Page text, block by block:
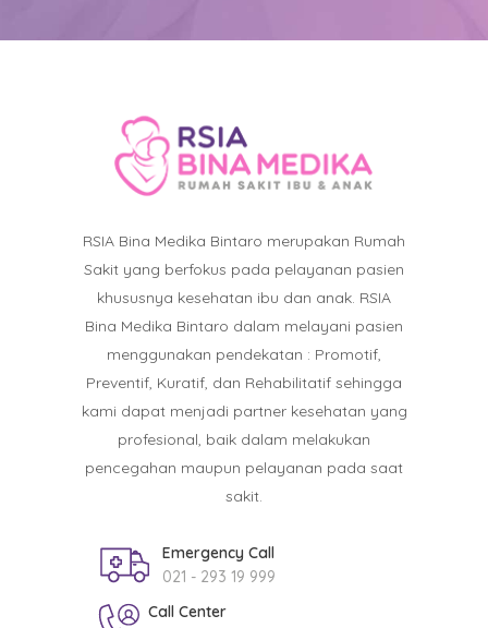
RSIA Bina Medika Bintaro merupakan Rumah
Sakit yang berfokus pada pelayanan pasien
khususnya kesehatan ibu dan anak. RSIA
Bina Medika Bintaro dalam melayani pasien
menggunakan pendekatan : Promotif,
Preventif, Kuratif, dan Rehabilitatif sehingga
kami dapat menjadi partner kesehatan yang
profesional, baik dalam melakukan
pencegahan maupun pelayanan pada saat
sakit.
Emergency Call
021 - 293 19 999
Call Center